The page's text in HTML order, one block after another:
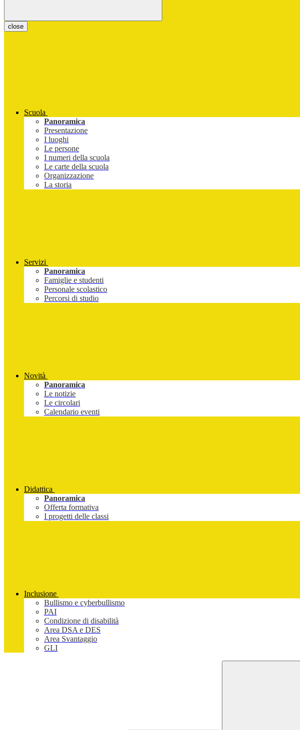
close
Scuola
Panoramica
Presentazione
I luoghi
Le persone
I numeri della scuola
Le carte della scuola
Organizzazione
La storia
Servizi
Panoramica
Famiglie e studenti
Personale scolastico
Percorsi di studio
Novità
Panoramica
Le notizie
Le circolari
Calendario eventi
Didattica
Panoramica
Offerta formativa
I progetti delle classi
Inclusione
Bullismo e cyberbullismo
PAI
Condizione di disabilità
Area DSA e DES
Area Svantaggio
GLI